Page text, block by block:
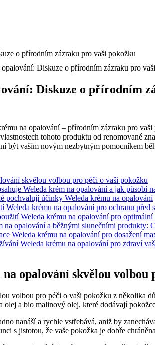
opalování: Diskuze o přírodním zázraku pro
Diskuze o přírodním
na opalování – přírodním zázraku pro
tohoto produktu od renomované
být vaším novým nezbytným pomocníkem
skvělou volbou pro péči o vaši pokožku
Weleda krém na opalování a jak působí
pochvalují účinky Weleda krému na opalování
Weleda krému na opalování pro ochranu před
Weleda krému na opalování pro
na opalování a běžnými slunečními produkty:
Weleda krému na opalování pro dosažení
Weleda krému na opalování pro zdraví
opalování skvělou volbou
volbou pro péči o vaši pokožku z několika
a bio malinový olej, které dodávají
nanáší a rychle vstřebává, aniž by
s jistotou, že vaše pokožka je dobře